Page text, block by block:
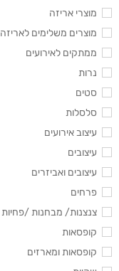
מוצרי אריזה
מוצרים משלימים לאריזה
ממתקים לאירועים
נרות
סטים
סלסלות
עיצוב אירועים
עיצובים
עיצובים ואביזרים
פרחים
צנצנות/ מבחנות /פחיות
קופסאות
קופסאות ומארזים